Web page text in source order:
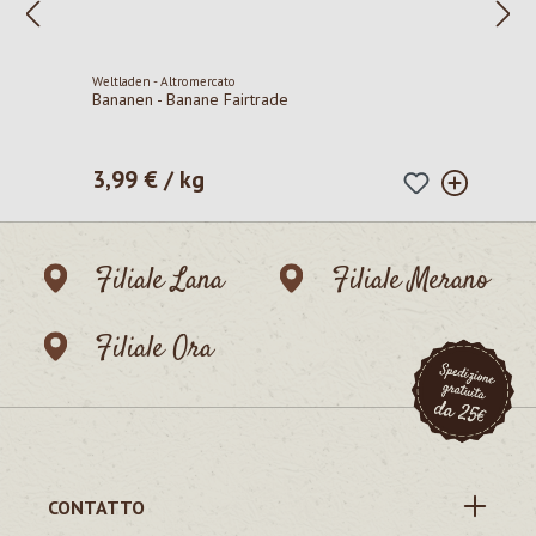
Weltladen - Altromercato
Bananen - Banane Fairtrade
Prezzo normale:
3,99 € / kg
Filiale Lana
Filiale Merano
Filiale Ora
CONTATTO